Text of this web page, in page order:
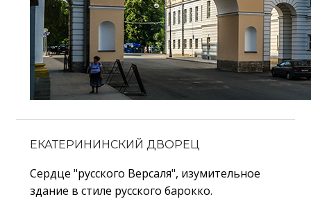
ЕКАТЕРИНИНСКИЙ ДВОРЕЦ
Сердце "русского Версаля", изумительное
здание в стиле русского барокко.